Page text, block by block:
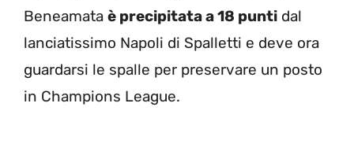
Beneamata è precipitata a 18 punti dal
lanciatissimo Napoli di Spalletti e deve ora
guardarsi le spalle per preservare un posto
in Champions League.